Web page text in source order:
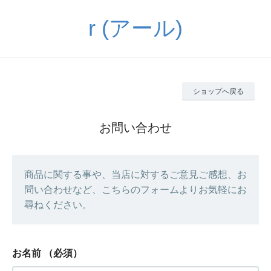
r (アール)
ショップへ戻る
お問い合わせ
商品に関する事や、当店に対するご意見ご感想、お
問い合わせなど、こちらのフォームよりお気軽にお
尋ねください。
お名前 （必須）